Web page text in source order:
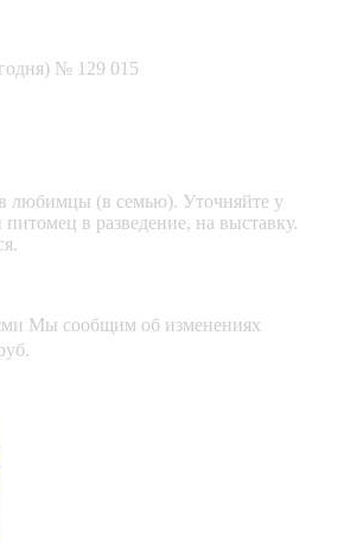
№ 129 015
в любимцы (в семью). Уточняйте у
в разведение, на выставку.
Мы сообщим об изменениях